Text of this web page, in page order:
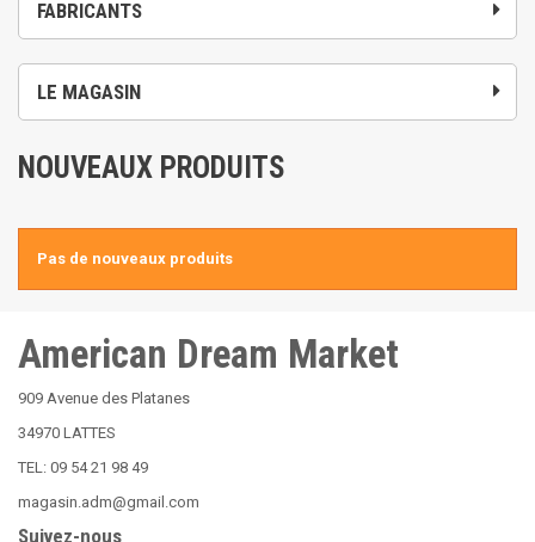
FABRICANTS
LE MAGASIN
NOUVEAUX PRODUITS
Pas de nouveaux produits
American Dream Market
909 Avenue des Platanes
34970 LATTES
TEL: 09 54 21 98 49
magasin.adm@gmail.com
Suivez-nous